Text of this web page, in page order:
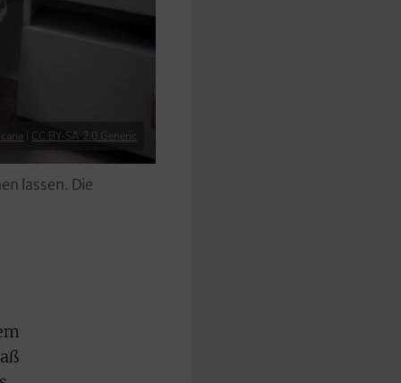
| CC BY-SA 2.0 Generic
lassen. Die